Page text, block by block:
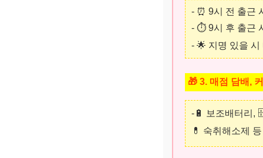
- ⏰ 9시 전 출근
- ⏱️ 9시 후 출근
- 🌟 지명 있을
🎁 3. 매점 담배,
-🔋 보조배터리,
💊 숙취해소제